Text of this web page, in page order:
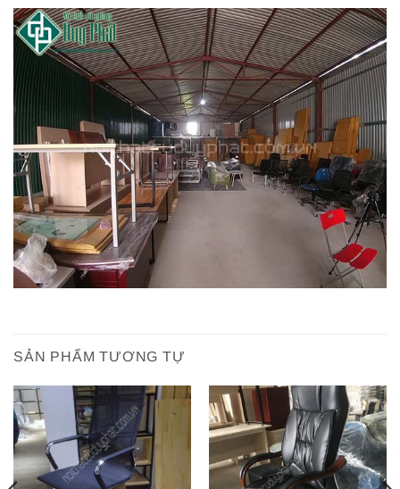
SẢN PHẨM TƯƠNG TỰ